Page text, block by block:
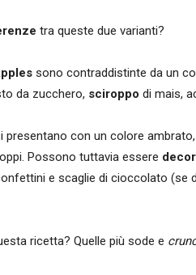
tra queste due varianti?
sono contraddistinte da un
da zucchero, sciroppo di mais,
presentano con un colore
Possono tuttavia essere
e scaglie di cioccolato (se
ricetta? Quelle più sode e